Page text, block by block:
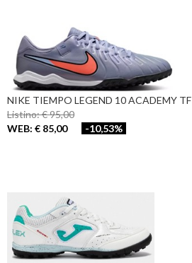
NIKE TIEMPO LEGEND 10 ACADEMY TF
Listino: € 95,00
WEB: € 85,00
-10,53%